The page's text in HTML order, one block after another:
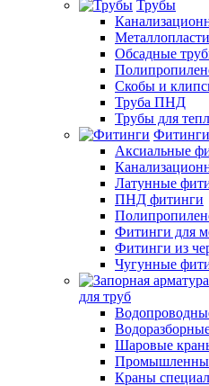
Трубы
Обсадные
Скобы и
Труба ПНД
Трубы для
Фитинги
Аксиальные
Латунные
ПНД фитинги
Фитинги для
Фитинги из
Чугунные
для труб
Шаровые
Краны